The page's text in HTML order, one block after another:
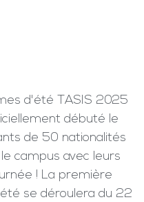
d'été TASIS 2025
débuté le
de 50 nationalités
campus avec leurs
! La première
se déroulera du 22